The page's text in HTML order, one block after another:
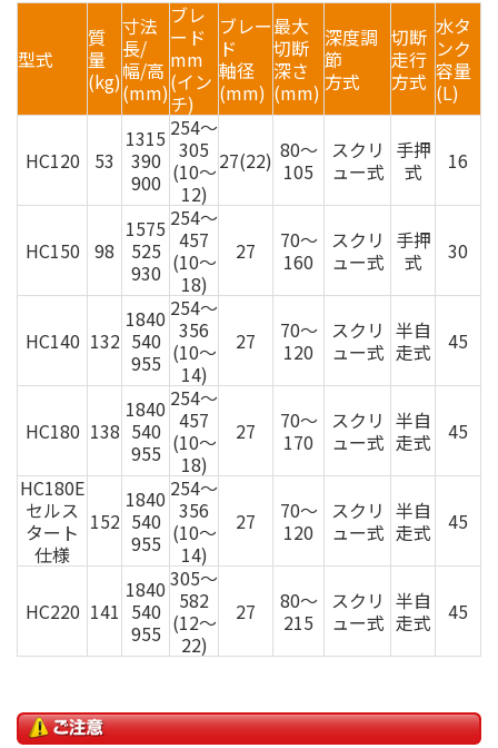
型式
質
量
(kg)
寸法
長/
幅/高
(mm)
ブレ
ード
mm
(イン
チ)
ブレー
ド
軸径
(mm)
最大
切断
深さ
(mm)
深度調
節
方式
切断
走行
方式
水タ
ンク
容量
(L)
HC120 53
1315
390
900
254～
305
(10～
12)
27(22) 80～
105
スクリ
ュー式
手押
式
16
HC150 98
1575
525
930
254～
457
(10～
18)
27
70～
160
スクリ
ュー式
手押
式
30
HC140 132
1840
540
955
254～
356
(10～
14)
27
70～
120
スクリ
ュー式
半自
走式
45
HC180 138
1840
540
955
254～
457
(10～
18)
27
70～
170
スクリ
ュー式
半自
走式
45
HC180E
セルス
タート
仕様
152
1840
540
955
254～
356
(10～
14)
27
70～
120
スクリ
ュー式
半自
走式
45
HC220 141
1840
540
955
305～
582
(12～
22)
27
80～
215
スクリ
ュー式
半自
走式
45